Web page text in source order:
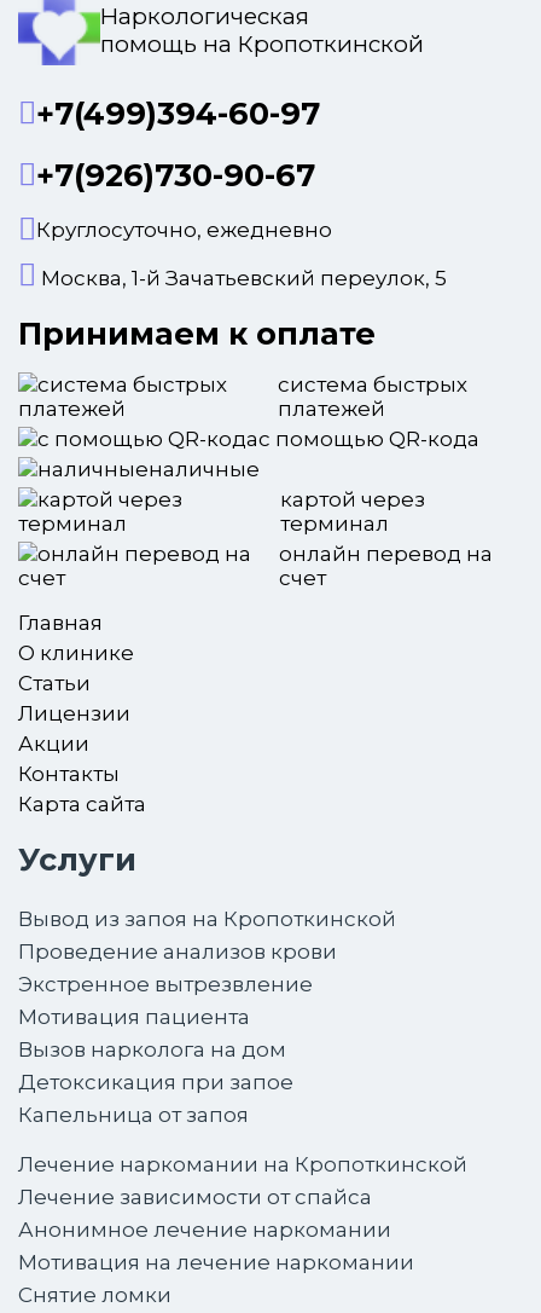
Наркологическая
помощь на Кропоткинской
+7(499)394-60-97
+7(926)730-90-67
Круглосуточно, ежедневно
Москва, 1-й Зачатьевский переулок, 5
Принимаем к оплате
система быстрых
платежей
с помощью QR-кода
наличные
картой через
терминал
онлайн перевод на
счет
Главная
О клинике
Статьи
Лицензии
Акции
Контакты
Карта сайта
Услуги
Вывод из запоя на Кропоткинской
Проведение анализов крови
Экстренное вытрезвление
Мотивация пациента
Вызов нарколога на дом
Детоксикация при запое
Капельница от запоя
Лечение наркомании на Кропоткинской
Лечение зависимости от спайса
Анонимное лечение наркомании
Мотивация на лечение наркомании
Снятие ломки